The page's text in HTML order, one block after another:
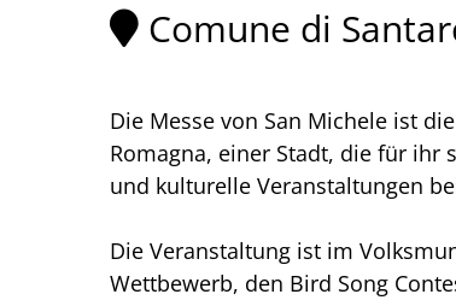
Comune di
Die Messe von San Michele ist
Romagna, einer Stadt, die für
und kulturelle Veranstaltungen
Die Veranstaltung ist im
Wettbewerb, den Bird Song